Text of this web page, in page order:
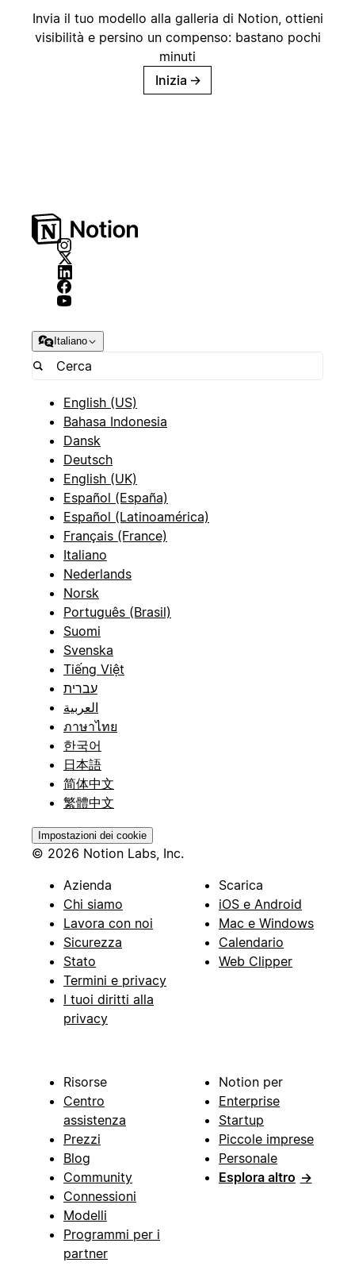
Invia il tuo modello alla galleria di Notion, ottieni
visibilità e persino un compenso: bastano pochi
minuti
Inizia →
Italiano
English (US)
Bahasa Indonesia
Dansk
Deutsch
English (UK)
Español (España)
Español (Latinoamérica)
Français (France)
Italiano
Nederlands
Norsk
Português (Brasil)
Suomi
Svenska
Tiếng Việt
עברית
العربية
ภาษาไทย
한국어
日本語
简体中文
繁體中文
Impostazioni dei cookie
© 2026 Notion Labs, Inc.
Azienda
Chi siamo
Lavora con noi
Sicurezza
Stato
Termini e privacy
I tuoi diritti alla
privacy
Scarica
iOS e Android
Mac e Windows
Calendario
Web Clipper
Risorse
Centro
assistenza
Prezzi
Blog
Community
Connessioni
Modelli
Programmi per i
partner
Notion per
Enterprise
Startup
Piccole imprese
Personale
Esplora altro →